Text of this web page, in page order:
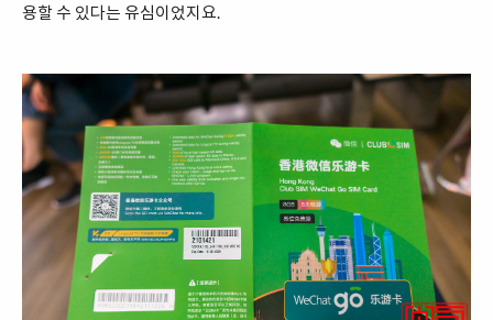
용할 수 있다는 유심이었지요.